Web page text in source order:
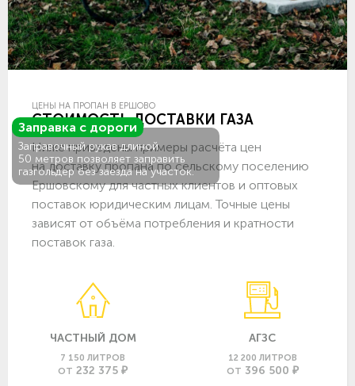
Заправка с дороги
Заправочный рукав длиной
50 метров позволяет заправить
газгольдер без заезда на участок.
ЦЕНЫ НА ПРОПАН В ЕРШОВО
СТОИМОСТЬ ДОСТАВКИ ГАЗА
Ниже приведены примеры расчёта цен
на доставку пропана по сельскому поселению
Ершовскому для частных клиентов и оптовых
поставок юридическим лицам. Точные цены
зависят от объёма потребления и кратности
поставок газа.
ЧАСТНЫЙ ДОМ
7 150 ЛИТРОВ
ОТ 232 375 ₽
АГЗС
12 200 ЛИТРОВ
ОТ 396 500 ₽